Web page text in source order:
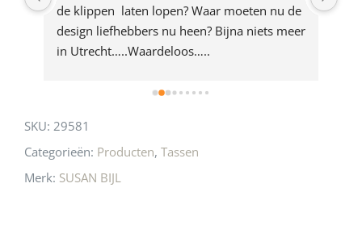
de klippen  laten lopen? Waar moeten nu de
design liefhebbers nu heen? Bijna niets meer
in Utrecht…..Waardeloos…..
SKU: 29581
Categorieën: Producten, Tassen
Merk: SUSAN BIJL